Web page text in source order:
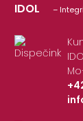
IDOL –
|